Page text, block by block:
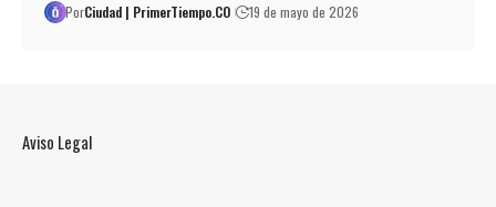
PorCiudad | PrimerTiempo.CO 19 de mayo de 2026
Aviso Legal